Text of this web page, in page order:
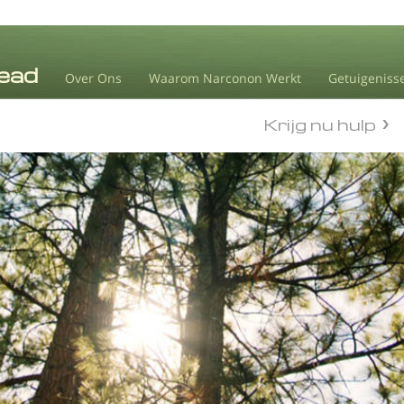
Over Ons Waarom Narconon Werkt
Krijg nu hulp